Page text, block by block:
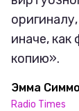
иначе,
копию».
Эмма
Radio Times